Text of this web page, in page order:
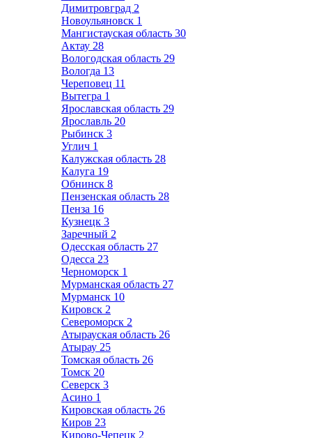
Димитровград 2
Новоульяновск 1
Мангистауская область 30
Актау 28
Вологодская область 29
Вологда 13
Череповец 11
Вытегра 1
Ярославская область 29
Ярославль 20
Рыбинск 3
Углич 1
Калужская область 28
Калуга 19
Обнинск 8
Пензенская область 28
Пенза 16
Кузнецк 3
Заречный 2
Одесская область 27
Одесса 23
Черноморск 1
Мурманская область 27
Мурманск 10
Кировск 2
Североморск 2
Атырауская область 26
Атырау 25
Томская область 26
Томск 20
Северск 3
Асино 1
Кировская область 26
Киров 23
Кирово-Чепецк 2